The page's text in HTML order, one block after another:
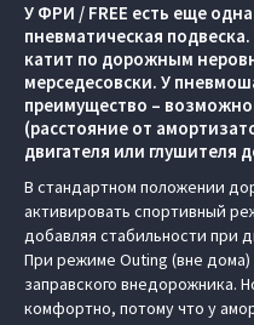
У ФРИ / FREE есть еще
пневматическая
катит по дорожным
мерседесовски. У
преимущество –
(расстояние от
двигателя или глушителя
В стандартном положении
активировать спортивный
добавляя стабильности при
При режиме Outing (вне дома)
заправского внедорожника.
комфортно, потому что у